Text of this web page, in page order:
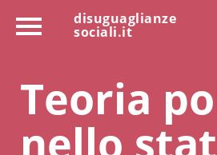
disuguaglianze
sociali.it
Teoria
nello